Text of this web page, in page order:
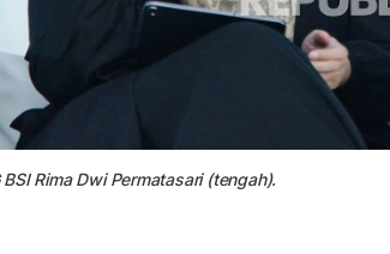
Rima Dwi Permatasari (tengah).